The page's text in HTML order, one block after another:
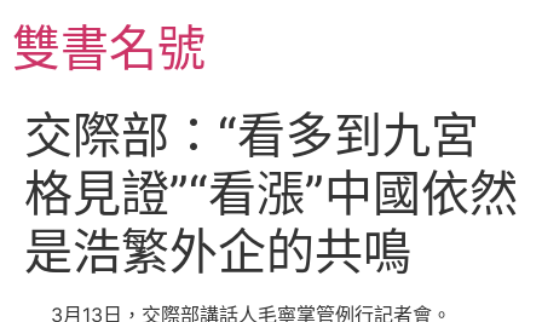
至
主雙書名號
交際部：“看多到九宮
格見證”“看漲”中國依然
是浩繁外企的共鳴
3月13日，交際部講話人毛寧掌管例行記者會。